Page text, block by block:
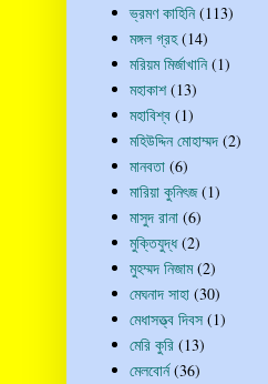
ভ্রমণ কাহিনি (113)
মঙ্গল গ্রহ (14)
মরিয়ম মির্জাখানি (1)
মহাকাশ (13)
মহাবিশ্ব (1)
মহিউদ্দিন মোহাম্মদ (2)
মানবতা (6)
মারিয়া কুনিৎজ (1)
মাসুদ রানা (6)
মুক্তিযুদ্ধ (2)
মুহম্মদ নিজাম (2)
মেঘনাদ সাহা (30)
মেধাসত্ত্ব দিবস (1)
মেরি কুরি (13)
মেলবোর্ন (36)